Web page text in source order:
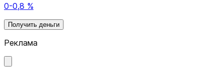
0-0,8 %
Получить деньги
Реклама